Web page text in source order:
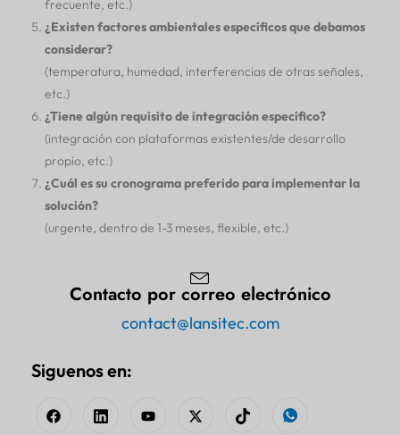
frecuente, etc.)
¿Existen factores ambientales específicos que debamos
considerar?
(temperatura, humedad, interferencias de otras señales,
etc.)
¿Tiene algún requisito de integración específico?
(integración con plataformas existentes/de desarrollo
propio, etc.)
¿Cuál es su cronograma preferido para implementar la
solución?
(urgente, dentro de 1-3 meses, flexible, etc.)
Contacto por correo electrónico
contact@lansitec.com
Siguenos en: